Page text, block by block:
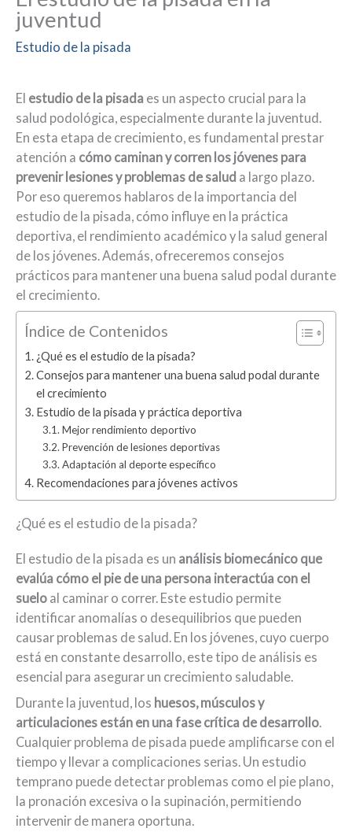
juventud
Estudio de la pisada
El estudio de la pisada es un aspecto crucial para la
salud podológica, especialmente durante la juventud.
En esta etapa de crecimiento, es fundamental prestar
atención a cómo caminan y corren los jóvenes para
prevenir lesiones y problemas de salud a largo plazo.
Por eso queremos hablaros de la importancia del
estudio de la pisada, cómo influye en la práctica
deportiva, el rendimiento académico y la salud general
de los jóvenes. Además, ofreceremos consejos
prácticos para mantener una buena salud podal durante
el crecimiento.
Índice de Contenidos
¿Qué es el estudio de la pisada?
Consejos para mantener una buena salud podal durante
el crecimiento
Estudio de la pisada y práctica deportiva
Mejor rendimiento deportivo
Prevención de lesiones deportivas
Adaptación al deporte específico
Recomendaciones para jóvenes activos
¿Qué es el estudio de la pisada?
El estudio de la pisada es un análisis biomecánico que
evalúa cómo el pie de una persona interactúa con el
suelo al caminar o correr. Este estudio permite
identificar anomalías o desequilibrios que pueden
causar problemas de salud. En los jóvenes, cuyo cuerpo
está en constante desarrollo, este tipo de análisis es
esencial para asegurar un crecimiento saludable.
Durante la juventud, los huesos, músculos y
articulaciones están en una fase crítica de desarrollo.
Cualquier problema de pisada puede amplificarse con el
tiempo y llevar a complicaciones serias. Un estudio
temprano puede detectar problemas como el pie plano,
la pronación excesiva o la supinación, permitiendo
intervenir de manera oportuna.